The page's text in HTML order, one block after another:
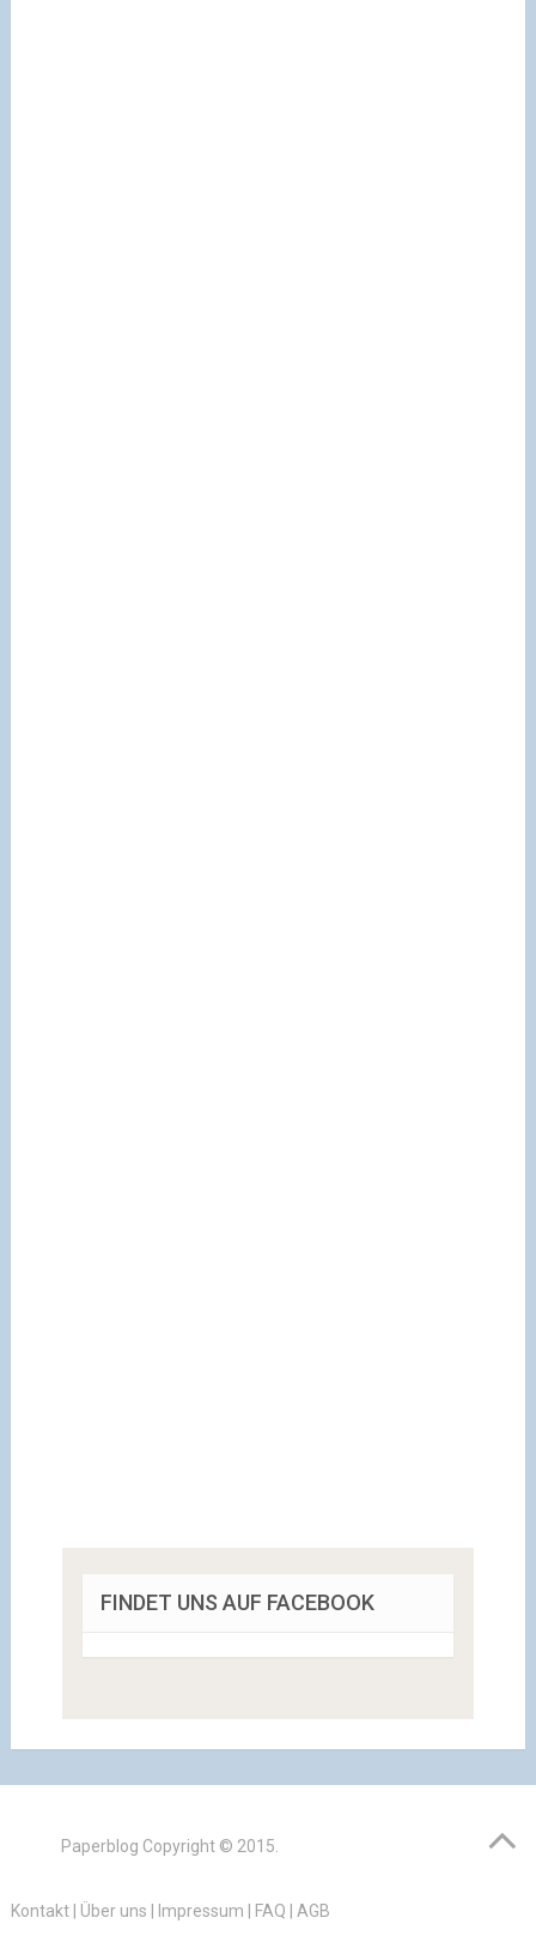
FINDET UNS AUF FACEBOOK
Paperblog Copyright © 2015.
Kontakt| Über uns Impressum FAQ AGB